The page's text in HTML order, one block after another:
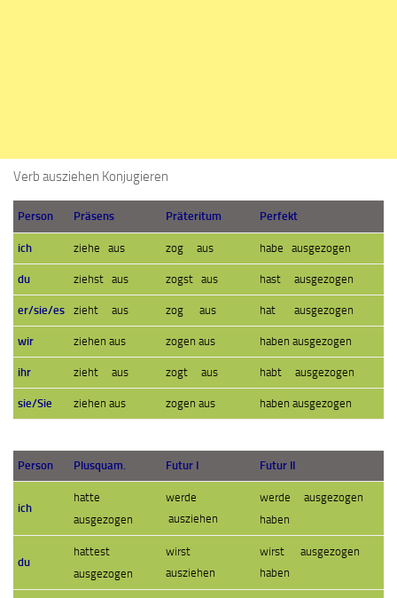
Verb ausziehen Konjugieren
Person Präsens Präteritum Perfekt
ich ziehe aus zog aus habe ausgezogen
du ziehst aus zogst aus hast ausgezogen
er/sie/es zieht aus zog aus hat ausgezogen
wir ziehen aus zogen aus haben ausgezogen
ihr zieht aus zogt aus habt ausgezogen
sie/Sie ziehen aus zogen aus haben ausgezogen
Person Plusquam. Futur I Futur II
ich
hatte
ausgezogen
werde
ausziehen
werde ausgezogen
haben
du
hattest
ausgezogen
wirst
ausziehen
wirst ausgezogen
haben